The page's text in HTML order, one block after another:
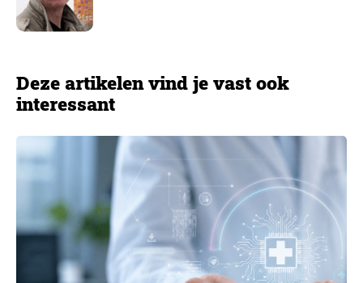
Deze artikelen vind je vast ook
interessant